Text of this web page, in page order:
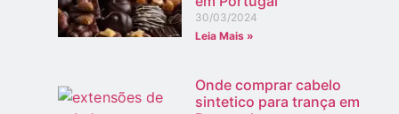
30/03/2024
Leia Mais »
Onde comprar cabelo
sintetico para trança em